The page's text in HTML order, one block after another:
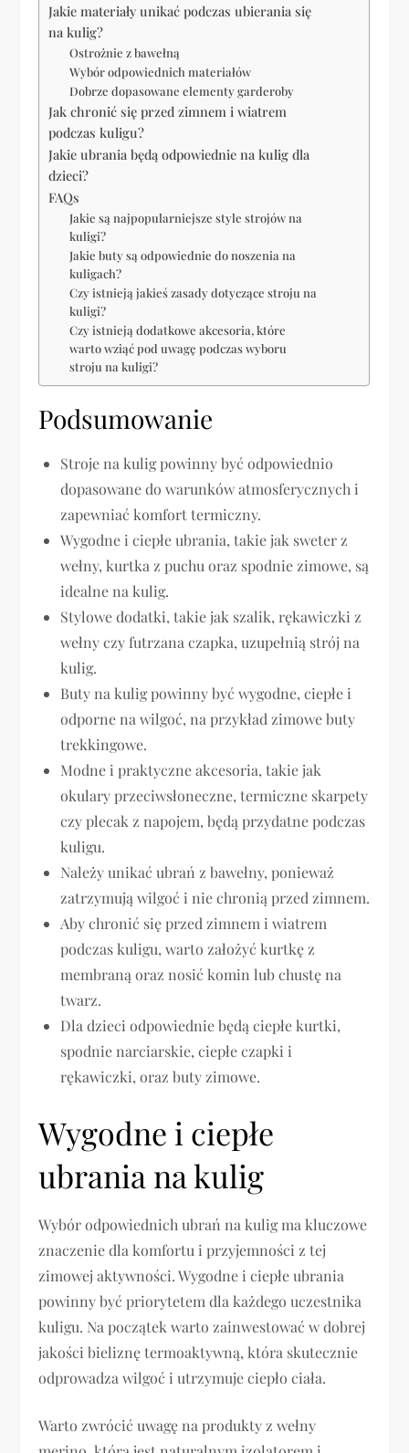
Jakie materiały unikać podczas ubierania się
na kulig?
Ostrożnie z bawełną
Wybór odpowiednich materiałów
Dobrze dopasowane elementy garderoby
Jak chronić się przed zimnem i wiatrem
podczas kuligu?
Jakie ubrania będą odpowiednie na kulig dla
dzieci?
FAQs
Jakie są najpopularniejsze style strojów na
kuligi?
Jakie buty są odpowiednie do noszenia na
kuligach?
Czy istnieją jakieś zasady dotyczące stroju na
kuligi?
Czy istnieją dodatkowe akcesoria, które
warto wziąć pod uwagę podczas wyboru
stroju na kuligi?
Podsumowanie
Stroje na kulig powinny być odpowiednio
dopasowane do warunków atmosferycznych i
zapewniać komfort termiczny.
Wygodne i ciepłe ubrania, takie jak sweter z
wełny, kurtka z puchu oraz spodnie zimowe, są
idealne na kulig.
Stylowe dodatki, takie jak szalik, rękawiczki z
wełny czy futrzana czapka, uzupełnią strój na
kulig.
Buty na kulig powinny być wygodne, ciepłe i
odporne na wilgoć, na przykład zimowe buty
trekkingowe.
Modne i praktyczne akcesoria, takie jak
okulary przeciwsłoneczne, termiczne skarpety
czy plecak z napojem, będą przydatne podczas
kuligu.
Należy unikać ubrań z bawełny, ponieważ
zatrzymują wilgoć i nie chronią przed zimnem.
Aby chronić się przed zimnem i wiatrem
podczas kuligu, warto założyć kurtkę z
membraną oraz nosić komin lub chustę na
twarz.
Dla dzieci odpowiednie będą ciepłe kurtki,
spodnie narciarskie, ciepłe czapki i
rękawiczki, oraz buty zimowe.
Wygodne i ciepłe
ubrania na kulig
Wybór odpowiednich ubrań na kulig ma kluczowe
znaczenie dla komfortu i przyjemności z tej
zimowej aktywności. Wygodne i ciepłe ubrania
powinny być priorytetem dla każdego uczestnika
kuligu. Na początek warto zainwestować w dobrej
jakości bieliznę termoaktywną, która skutecznie
odprowadza wilgoć i utrzymuje ciepło ciała.
Warto zwrócić uwagę na produkty z wełny